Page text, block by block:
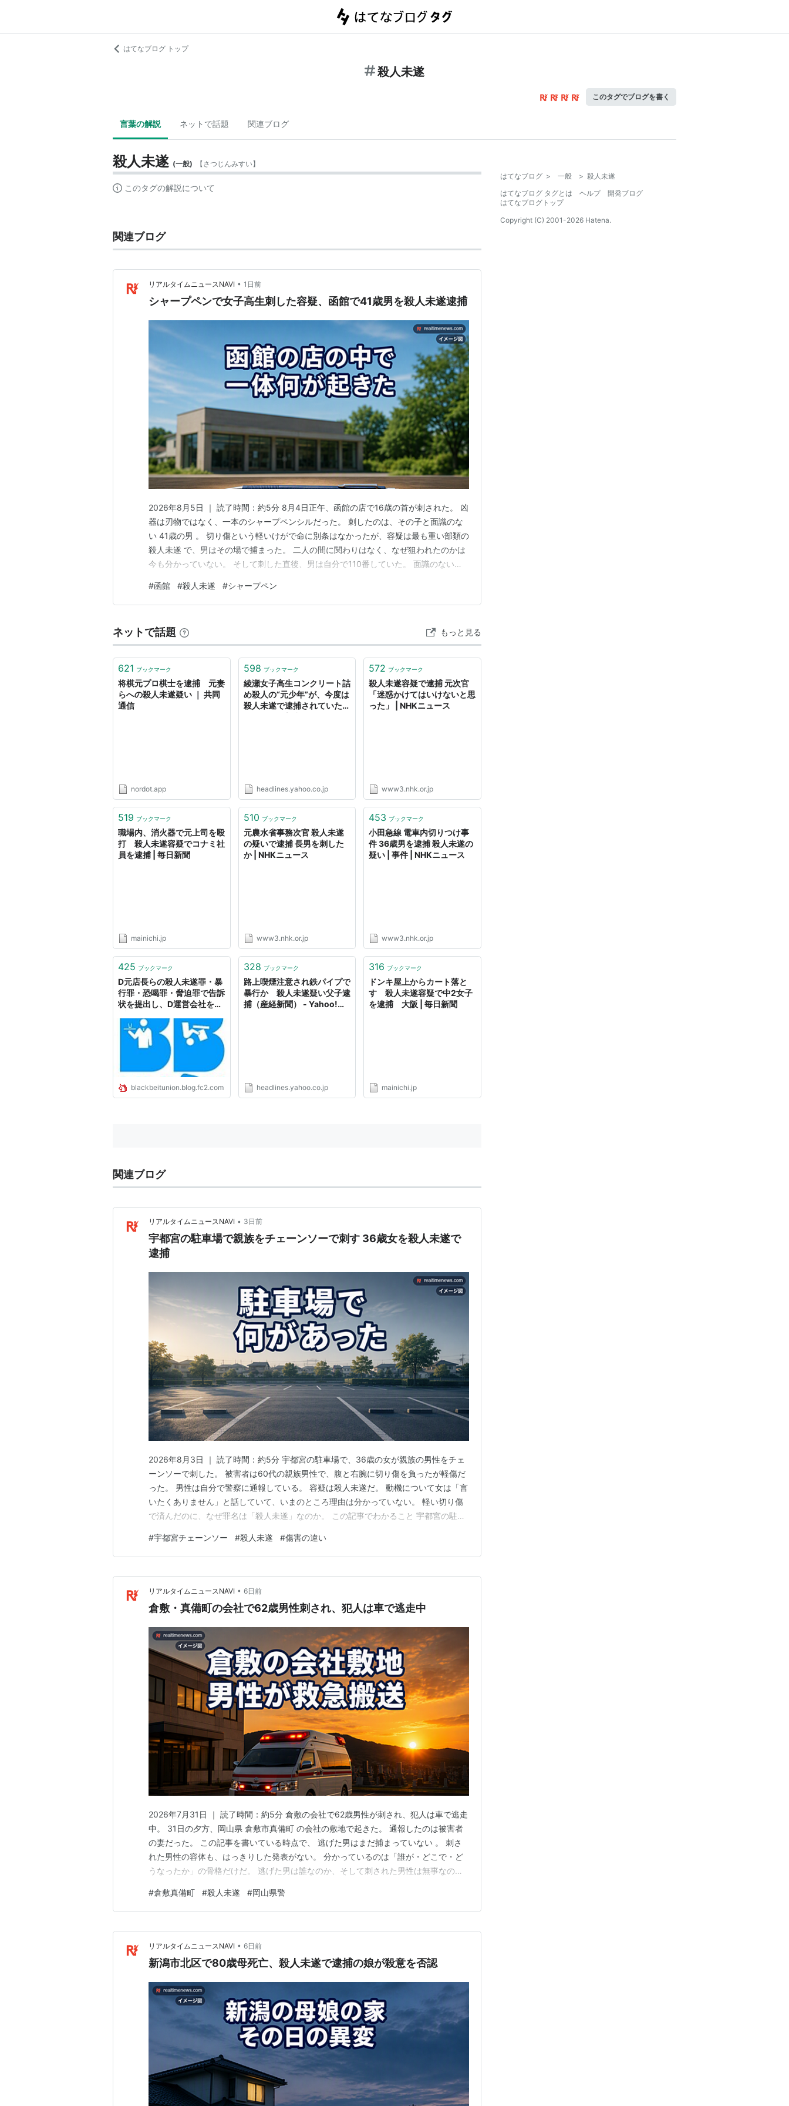
はてなブログ トップ
殺人未遂
このタグでブログを書く
言葉の解説 ネットで話題 関連ブログ
殺人未遂 (一般) 【さつじんみすい】
このタグの解説について
関連ブログ
リアルタイムニュースNAVI • 1日前
シャープペンで女子高生刺した容疑、函館で41歳男を殺人未遂逮捕
2026年8月5日 ｜ 読了時間：約5分 8月4日正午、函館の店で16歳の首が刺された。 凶
器は刃物ではなく、一本のシャープペンシルだった。 刺したのは、その子と面識のな
い 41歳の男 。 切り傷という軽いけがで命に別条はなかったが、容疑は最も重い部類の
殺人未遂 で、男はその場で捕まった。 二人の間に関わりはなく、なぜ狙われたのかは
今も分かっていない。 そして刺した直後、男は自分で110番していた。 面識のない相
の店内で16歳女子高生が首を刺される 凶器はシャープペン、なのに罪名は殺人未遂 面
識なし、たまたま居合…
#函館 #殺人未遂 #シャープペン
ネットで話題 もっと見る
621 ブックマーク
将棋元プロ棋士を逮捕 元妻
らへの殺人未遂疑い ｜ 共同
通信
nordot.app
598 ブックマーク
綾瀬女子高生コンクリート詰
め殺人の“元少年”が、今度は
殺人未遂で逮捕されていた！
headlines.yahoo.co.jp
572 ブックマーク
殺人未遂容疑で逮捕 元次官
「迷惑かけてはいけないと思
った」 | NHKニュース
www3.nhk.or.jp
519 ブックマーク
職場内、消火器で元上司を殴
打 殺人未遂容疑でコナミ社
員を逮捕 | 毎日新聞
mainichi.jp
510 ブックマーク
元農水省事務次官 殺人未遂
の疑いで逮捕 長男を刺した
か | NHKニュース
www3.nhk.or.jp
453 ブックマーク
小田急線 電車内切りつけ事
件 36歳男を逮捕 殺人未遂の
疑い | 事件 | NHKニュース
www3.nhk.or.jp
425 ブックマーク
D元店長らの殺人未遂罪・暴
行罪・恐喝罪・脅迫罪で告訴
状を提出し、D運営会社を提
blackbeitunion.blog.fc2.com
328 ブックマーク
路上喫煙注意され鉄パイプで
暴行か 殺人未遂疑い父子逮
捕（産経新聞） - Yahoo!ニ
headlines.yahoo.co.jp
316 ブックマーク
ドンキ屋上からカート落と
す 殺人未遂容疑で中2女子
を逮捕 大阪 | 毎日新聞
mainichi.jp
関連ブログ
リアルタイムニュースNAVI • 3日前
宇都宮の駐車場で親族をチェーンソーで刺す 36歳女を殺人未遂で
逮捕
2026年8月3日 ｜ 読了時間：約5分 宇都宮の駐車場で、36歳の女が親族の男性をチェ
ーンソーで刺した。 被害者は60代の親族男性で、腹と右腕に切り傷を負ったが軽傷だ
った。 男性は自分で警察に通報している。 容疑は殺人未遂だ。 動機について女は「言
いたくありません」と話していて、いまのところ理由は分かっていない。 軽い切り傷
で済んだのに、なぜ罪名は「殺人未遂」なのか。 この記事でわかること 宇都宮の駐車
くありません」 今後の焦点は 広告 宇都宮の駐車場で親族をチェーンソーで刺す 駐車
場で、男性が腹をチェーンソーで…
#宇都宮チェーンソー #殺人未遂 #傷害の違い
リアルタイムニュースNAVI • 6日前
倉敷・真備町の会社で62歳男性刺され、犯人は車で逃走中
2026年7月31日 ｜ 読了時間：約5分 倉敷の会社で62歳男性が刺され、犯人は車で逃走
中。 31日の夕方、岡山県 倉敷市真備町 の会社の敷地で起きた。 通報したのは被害者
の妻だった。 この記事を書いている時点で、 逃げた男はまだ捕まっていない 。 刺さ
れた男性の容体も、はっきりした発表がない。 分かっているのは「誰が・どこで・ど
うなったか」の骨格だけだ。 逃げた男は誰なのか、そして刺された男性は無事なの
人は車で逃走中 刺された62歳男性は意識不明 容体は確定していない 妻が悲鳴で駆け
つけた現場は霊園運営の会…
#倉敷真備町 #殺人未遂 #岡山県警
リアルタイムニュースNAVI • 6日前
新潟市北区で80歳母死亡、殺人未遂で逮捕の娘が殺意を否認
はてなブログ > 一般 > 殺人未遂
はてなブログ タグとは
ヘルプ
開発ブログ
はてなブログトップ
Copyright (C) 2001-2026 Hatena.